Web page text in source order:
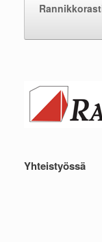
Yhteistyössä